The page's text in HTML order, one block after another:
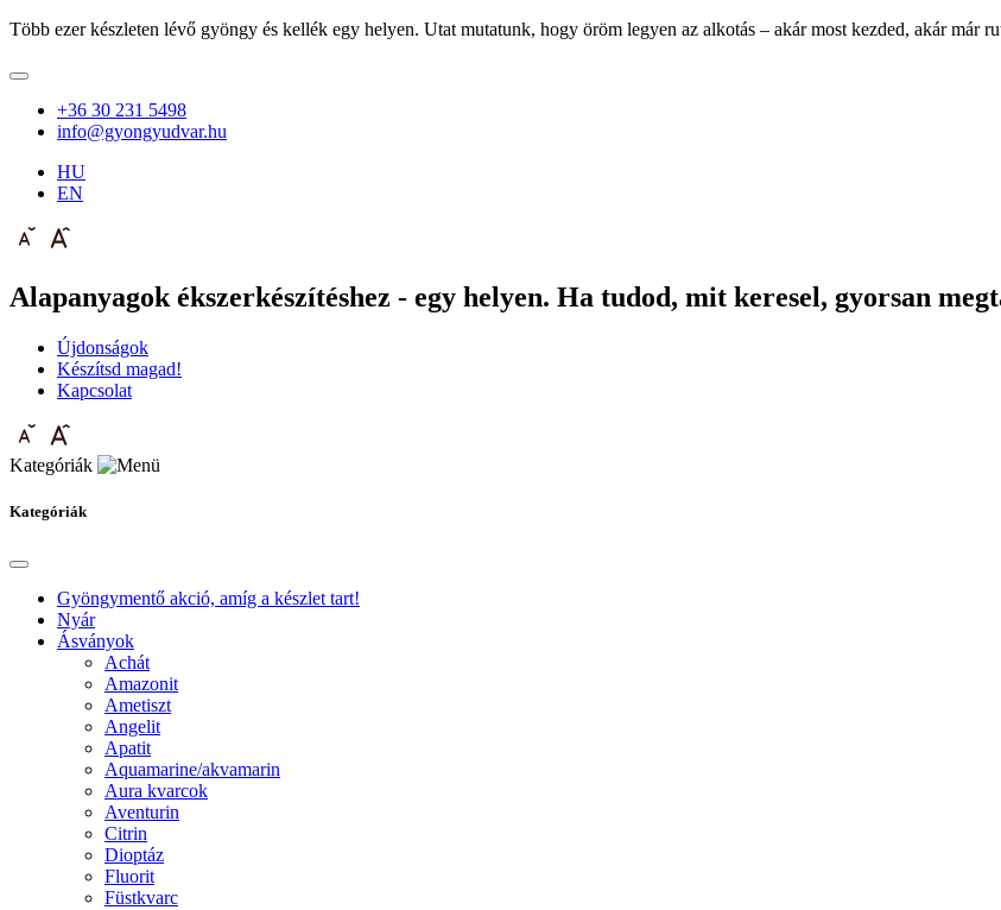
Több ezer készleten lévő gyöngy és kellék egy helyen. Utat mutatunk, hogy öröm legyen az alkotás – akár most kezded, akár már
+36 30 231 5498
info@gyongyudvar.hu
HU
EN
Alapanyagok ékszerkészítéshez - egy helyen. Ha tudod, mit keresel, gyorsan
Újdonságok
Készítsd magad!
Kapcsolat
Kategóriák
Kategóriák
Gyöngymentő akció, amíg a készlet tart!
Nyár
Ásványok
Achát
Amazonit
Ametiszt
Angelit
Apatit
Aquamarine/akvamarin
Aura kvarcok
Aventurin
Citrin
Dioptáz
Fluorit
Füstkvarc